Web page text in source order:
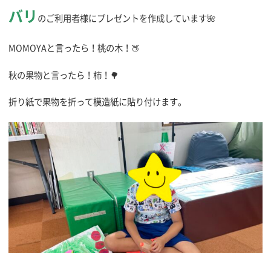
バリ のご利用者様にプレゼントを作成しています🌺
MOMOYAと言ったら！桃の木！🍑
秋の果物と言ったら！柿！🌳
折り紙で果物を折って模造紙に貼り付けます。